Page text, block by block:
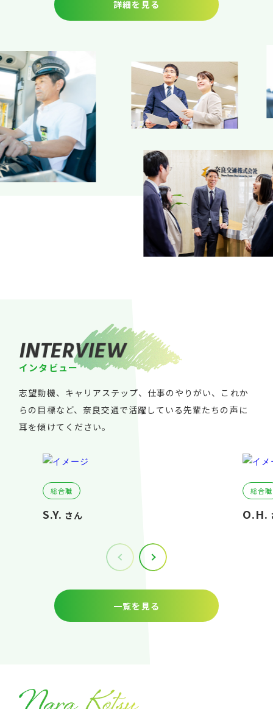
詳細を見る
I
NTERVIEW
イ ンタ ビュー
志望動機、キャリアステップ、仕事のやりがい、これか
らの目標など、奈良交通で活躍している先輩たちの声に
耳を傾けてください。
さん さん
一覧を見る